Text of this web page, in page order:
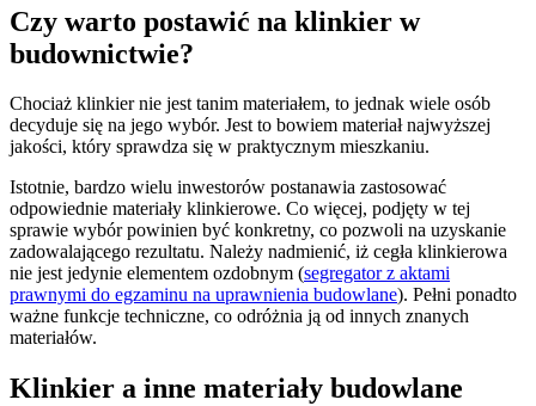
Czy warto postawić na klinkier w
budownictwie?
Chociaż klinkier nie jest tanim materiałem, to jednak wiele osób
decyduje się na jego wybór. Jest to bowiem materiał najwyższej
jakości, który sprawdza się w praktycznym mieszkaniu.
Istotnie, bardzo wielu inwestorów postanawia zastosować
odpowiednie materiały klinkierowe. Co więcej, podjęty w tej
sprawie wybór powinien być konkretny, co pozwoli na uzyskanie
zadowalającego rezultatu. Należy nadmienić, iż cegła klinkierowa
nie jest jedynie elementem ozdobnym (segregator z aktami
prawnymi do egzaminu na uprawnienia budowlane). Pełni ponadto
ważne funkcje techniczne, co odróżnia ją od innych znanych
materiałów.
Klinkier a inne materiały budowlane